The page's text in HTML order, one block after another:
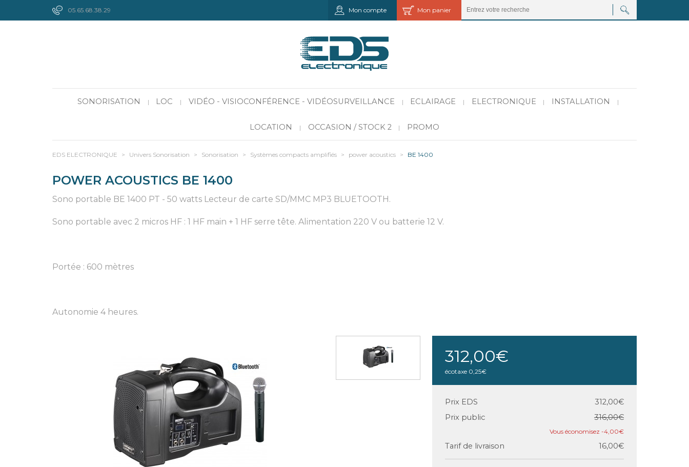
05.65.68.38.29 Mon panier
Mon compte
SONORISATION | LOC | VIDÉO - VISIOCONFÉRENCE - VIDÉOSURVEILLANCE | ECLAIRAGE | ELECTRONIQUE | INSTALLATION |
LOCATION | OCCASION / STOCK 2 | PROMO
EDS ELECTRONIQUE > Univers Sonorisation > Sonorisation > Systèmes compacts amplifiés > power acoustics > BE 1400
POWER ACOUSTICS BE 1400
Sono portable BE 1400 PT - 50 watts Lecteur de carte SD/MMC MP3 BLUETOOTH.
Sono portable avec 2 micros HF : 1 HF main + 1 HF serre tête. Alimentation 220 V ou batterie 12 V.
Portée : 600 mètres
Autonomie 4 heures.
312,00€
écotaxe 0,25€
Prix EDS
312,00€
Prix public
316,00€
-4,00€
Tarif de livraison 16,00€